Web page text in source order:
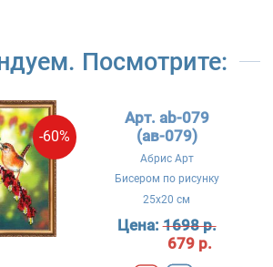
Посмотрите:
-60%
Арт. ab-079
(ав-079)
Абрис Арт
Бисером по рисунку
25x20 см
Цена:1698 р.
679 р.